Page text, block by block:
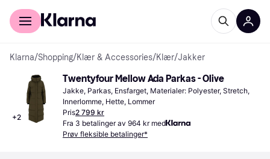
For kunder
Klarna/Shopping/Klær & Accessories/Klær/Jakker
+2
Twentyfour Mellow Ada Parkas - Olive
Jakke, Parkas, Ensfarget, Materialer: Polyester, Stretch,
Innerlomme, Hette, Lommer
Pris2 799 kr
Fra 3 betalinger av 964 kr med
Prøv fleksible betalinger*